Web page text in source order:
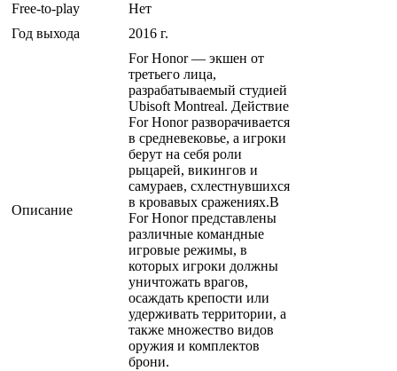
Free-to-play
Нет
Год выхода
2016 г.
Описание
For Honor — экшен от
третьего лица,
разрабатываемый студией
Ubisoft Montreal. Действие
For Honor разворачивается
в средневековье, а игроки
берут на себя роли
рыцарей, викингов и
самураев, схлестнувшихся
в кровавых сражениях.В
For Honor представлены
различные командные
игровые режимы, в
которых игроки должны
уничтожать врагов,
осаждать крепости или
удерживать территории, а
также множество видов
оружия и комплектов
брони.